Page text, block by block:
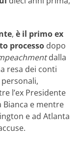
, è il primo ex
processo dopo
dalla
resa dei conti
l’ex Presidente
Bianca e mentre
e ad Atlanta